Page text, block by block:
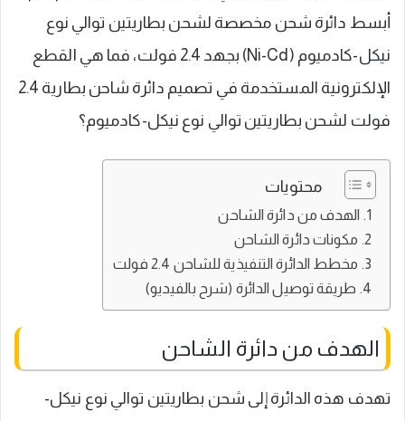
أبسط دائرة شحن مخصصة لشحن بطاريتين توالي نوع
نيكل-كادميوم (Ni-Cd) بجهد 2.4 فولت، فما هي القطع
الإلكترونية المستخدمة في تصميم دائرة شاحن بطارية 2.4
فولت لشحن بطاريتين توالي نوع نيكل-كادميوم؟
محتويات
الهدف من دائرة الشاحن
مكونات دائرة الشاحن
مخطط الدائرة التنفيذية للشاحن 2.4 فولت
طريقة توصيل الدائرة (شرح بالفيديو)
الهدف من دائرة الشاحن
تهدف هذه الدائرة إلى شحن بطاريتين توالي نوع نيكل-